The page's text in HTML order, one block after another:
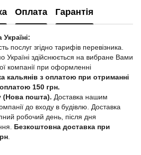
Оплата Гарантія
послуг згідно тарифів перевізника.
Україні здійснюється на вибране Вами
компанії при оформленні
кальянів з оплатою при отриманні
150 грн.
(Нова пошта). Доставка нашим
до входу в будівлю. Доставка
робочий день, після дня
Безкоштовна доставка при